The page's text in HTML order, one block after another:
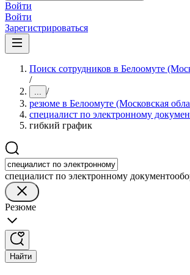
Войти
Войти
Зарегистрироваться
Поиск сотрудников в Белоомуте
/
... /
резюме в Белоомуте (Московская
специалист по электронному
гибкий график
специалист по электронному
Резюме
Найти